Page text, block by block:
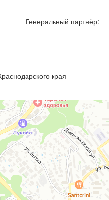
Генеральный партнёр:
края